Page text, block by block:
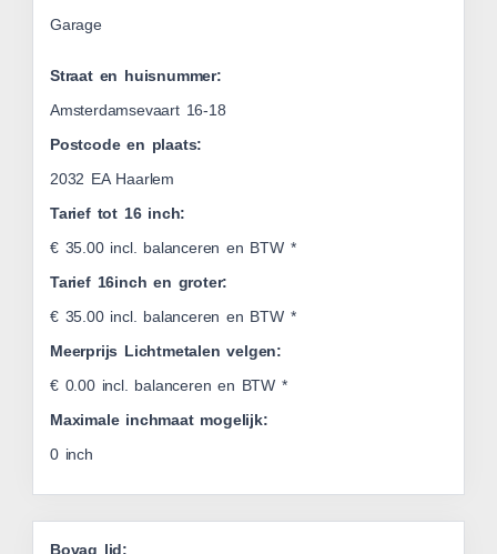
Garage
Straat en huisnummer:
Amsterdamsevaart 16-18
Postcode en plaats:
2032 EA Haarlem
Tarief tot 16 inch:
€ 35.00 incl. balanceren en BTW *
Tarief 16inch en groter:
€ 35.00 incl. balanceren en BTW *
Meerprijs Lichtmetalen velgen:
€ 0.00 incl. balanceren en BTW *
Maximale inchmaat mogelijk:
0 inch
Bovag lid: